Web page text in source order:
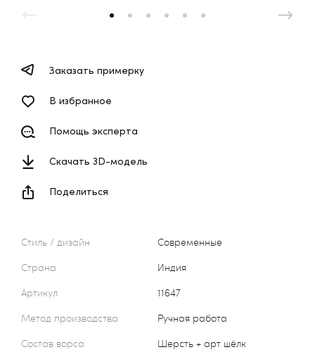
Стиль / дизайн
Современные
Страна
Индия
Артикул
11647
Метод производства
Ручная работа
Состав ворса
Шерсть + арт шёлк
Заказать примерку
В избранное
Помощь эксперта
Скачать 3D-модель
Поделиться